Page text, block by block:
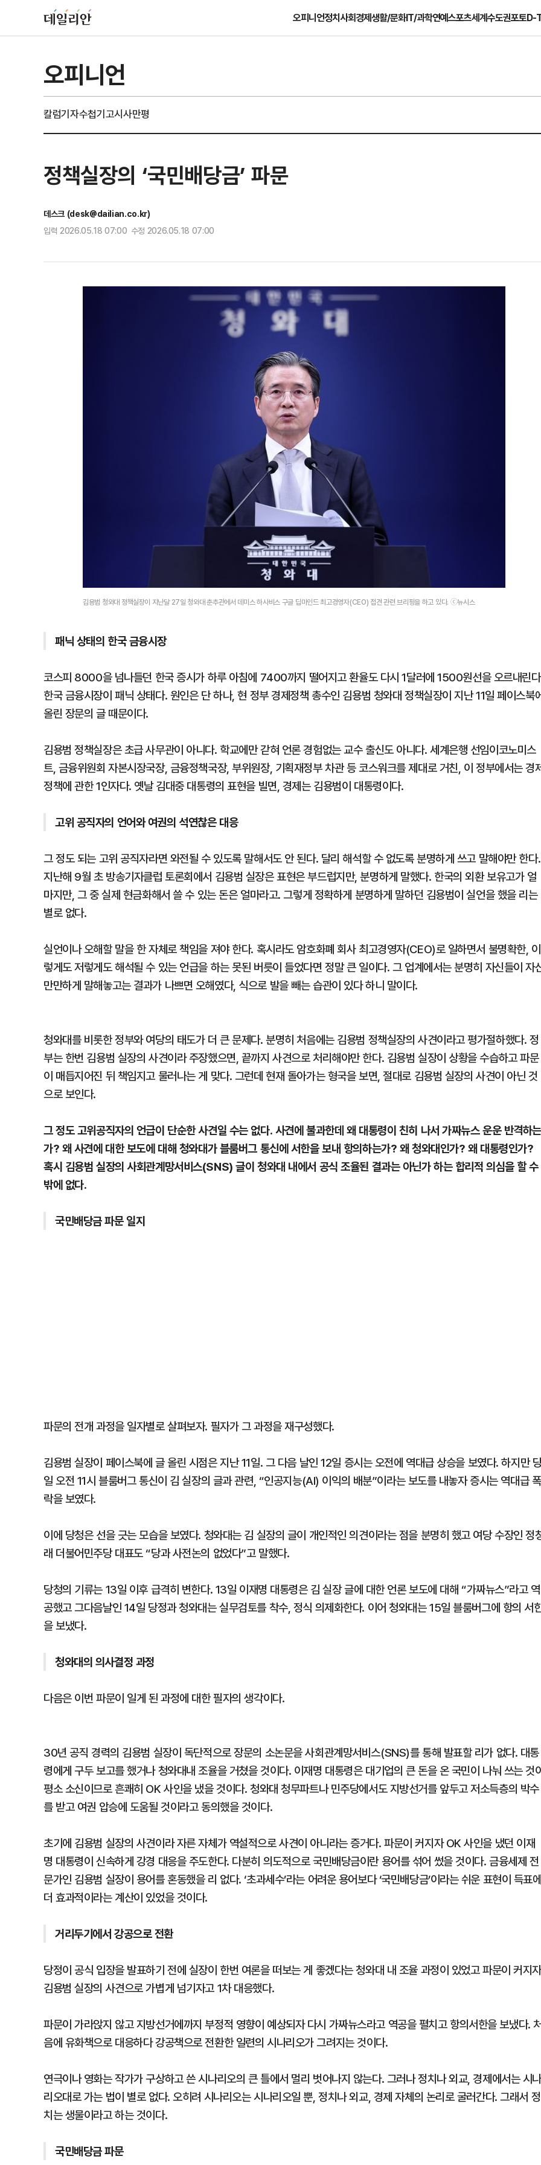
오피니언정치사회경제생활/문화IT/과학연예스포츠세계수도권포토D-
오피니언
칼럼기자수첩기고시사만평
정책실장의 ‘국민배당금’ 파문
데스크 (desk@dailian.co.kr)
입력 2026.05.18 07:00 수정 2026.05.18 07:00
김용범 청와대 정책실장이 지난달 27일 청와대 춘추관에서 데미스 하사비스 구글 딥마인드 최고경영자(CEO) 접견 관련 브리핑을 하고 있다. ⓒ뉴시스
패닉 상태의 한국 금융시장
코스피 8000을 넘나들던 한국 증시가 하루 아침에 7400까지 떨어지고 환율도 다시 1달러에 1500원선을 오르내린
한국 금융시장이 패닉 상태다. 원인은 단 하나, 현 정부 경제정책 총수인 김용범 청와대 정책실장이 지난 11일 페이스북
올린 장문의 글 때문이다.
김용범 정책실장은 초급 사무관이 아니다. 학교에만 갇혀 언론 경험없는 교수 출신도 아니다. 세계은행 선임이코노미스
트, 금융위원회 자본시장국장, 금융정책국장, 부위원장, 기획재정부 차관 등 코스워크를 제대로 거친, 이 정부에서는 경
정책에 관한 1인자다. 옛날 김대중 대통령의 표현을 빌면, 경제는 김용범이 대통령이다.
고위 공직자의 언어와 여권의 석연찮은 대응
그 정도 되는 고위 공직자라면 와전될 수 있도록 말해서도 안 된다. 달리 해석할 수 없도록 분명하게 쓰고 말해야만 한다.
지난해 9월 초 방송기자클럽 토론회에서 김용범 실장은 표현은 부드럽지만, 분명하게 말했다. 한국의 외환 보유고가 얼
마지만, 그 중 실제 현금화해서 쓸 수 있는 돈은 얼마라고. 그렇게 정확하게 분명하게 말하던 김용범이 실언을 했을 리는
별로 없다.
실언이나 오해할 말을 한 자체로 책임을 져야 한다. 혹시라도 암호화폐 회사 최고경영자(CEO)로 일하면서 불명확한, 이
렇게도 저렇게도 해석될 수 있는 언급을 하는 못된 버릇이 들었다면 정말 큰 일이다. 그 업계에서는 분명히 자신들이 자
만만하게 말해놓고는 결과가 나쁘면 오해였다, 식으로 발을 빼는 습관이 있다 하니 말이다.
청와대를 비롯한 정부와 여당의 태도가 더 큰 문제다. 분명히 처음에는 김용범 정책실장의 사견이라고 평가절하했다. 정
부는 한번 김용범 실장의 사견이라 주장했으면, 끝까지 사견으로 처리해야만 한다. 김용범 실장이 상황을 수습하고 파문
이 매듭지어진 뒤 책임지고 물러나는 게 맞다. 그런데 현재 돌아가는 형국을 보면, 절대로 김용범 실장의 사견이 아닌 것
으로 보인다.
그 정도 고위공직자의 언급이 단순한 사견일 수는 없다. 사견에 불과한데 왜 대통령이 친히 나서 가짜뉴스 운운 반격하
가? 왜 사견에 대한 보도에 대해 청와대가 블룸버그 통신에 서한을 보내 항의하는가? 왜 청와대인가? 왜 대통령인가?
혹시 김용범 실장의 사회관계망서비스(SNS) 글이 청와대 내에서 공식 조율된 결과는 아닌가 하는 합리적 의심을 할 수
밖에 없다.
국민배당금 파문 일지
파문의 전개 과정을 일자별로 살펴보자. 필자가 그 과정을 재구성했다.
김용범 실장이 페이스북에 글 올린 시점은 지난 11일. 그 다음 날인 12일 증시는 오전에 역대급 상승을 보였다. 하지만
일 오전 11시 블룸버그 통신이 김 실장의 글과 관련, “인공지능(AI) 이익의 배분”이라는 보도를 내놓자 증시는 역대급 폭
락을 보였다.
이에 당청은 선을 긋는 모습을 보였다. 청와대는 김 실장의 글이 개인적인 의견이라는 점을 분명히 했고 여당 수장인 정
래 더불어민주당 대표도 “당과 사전논의 없었다”고 말했다.
당청의 기류는 13일 이후 급격히 변한다. 13일 이재명 대통령은 김 실장 글에 대한 언론 보도에 대해 “가짜뉴스”라고 역
공했고 그다음날인 14일 당정과 청와대는 실무검토를 착수, 정식 의제화한다. 이어 청와대는 15일 블룸버그에 항의 서
을 보냈다.
청와대의 의사결정 과정
다음은 이번 파문이 일게 된 과정에 대한 필자의 생각이다.
30년 공직 경력의 김용범 실장이 독단적으로 장문의 소논문을 사회관계망서비스(SNS)를 통해 발표할 리가 없다. 대통
령에게 구두 보고를 했거나 청와대내 조율을 거쳤을 것이다. 이재명 대통령은 대기업의 큰 돈을 온 국민이 나눠 쓰는 것
평소 소신이므로 흔쾌히 OK 사인을 냈을 것이다. 청와대 청무파트나 민주당에서도 지방선거를 앞두고 저소득층의 박수
를 받고 여권 압승에 도움될 것이라고 동의했을 것이다.
초기에 김용범 실장의 사견이라 자른 자체가 역설적으로 사견이 아니라는 증거다. 파문이 커지자 OK 사인을 냈던 이재
명 대통령이 신속하게 강경 대응을 주도한다. 다분히 의도적으로 국민배당금이란 용어를 섞어 썼을 것이다. 금융세제 전
문가인 김용범 실장이 용어를 혼동했을 리 없다. ‘초과세수’라는 어려운 용어보다 ‘국민배당금’이라는 쉬운 표현이 득표
더 효과적이라는 계산이 있었을 것이다.
거리두기에서 강공으로 전환
당정이 공식 입장을 발표하기 전에 실장이 한번 여론을 떠보는 게 좋겠다는 청와대 내 조율 과정이 있었고 파문이 커지
김용범 실장의 사견으로 가볍게 넘기자고 1차 대응했다.
파문이 가라앉지 않고 지방선거에까지 부정적 영향이 예상되자 다시 가짜뉴스라고 역공을 펼치고 항의서한을 보냈다.
음에 유화책으로 대응하다 강공책으로 전환한 일련의 시나리오가 그려지는 것이다.
연극이나 영화는 작가가 구상하고 쓴 시나리오의 큰 틀에서 멀리 벗어나지 않는다. 그러나 정치나 외교, 경제에서는 시
리오대로 가는 법이 별로 없다. 오히려 시나리오는 시나리오일 뿐, 정치나 외교, 경제 자체의 논리로 굴러간다. 그래서 정
치는 생물이라고 하는 것이다.
국민배당금 파문